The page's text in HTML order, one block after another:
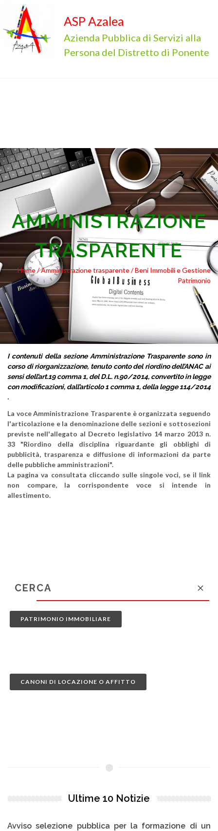
ASP Azalea
Azienda Pubblica di Servizi alla
Persona del Distretto di Ponente
AMMINISTRAZIONE
TRASPARENTE
Home /Amministrazione trasparente/ Beni Immobili e Gestione
Patrimonio
I contenuti della sezione Amministrazione Trasparente sono in
corso di riorganizzazione, tenuto conto del riordino dell’ANAC ai
sensi dell’art.19 comma 1, del D.L. n.90/2014, convertito in legge
con modificazioni, dall’articolo 1 comma 1, della legge 114/2014
.
La voce Amministrazione Trasparente è organizzata seguendo
l'articolazione e la denominazione delle sezioni e sottosezioni
previste nell'allegato al Decreto legislativo 14 marzo 2013 n.
33 "Riordino della disciplina riguardante gli obblighi di
pubblicità, trasparenza e diffusione di informazioni da parte
delle pubbliche amministrazioni".
La pagina va consultata cliccando sulle singole voci, se il link
non compare, la corrispondente voce si intende in
allestimento.
PATRIMONIO IMMOBILIARE
CANONI DI LOCAZIONE O AFFITTO
Ultime 10 Notizie
di un
Avviso: Ripristinata linea telefonica